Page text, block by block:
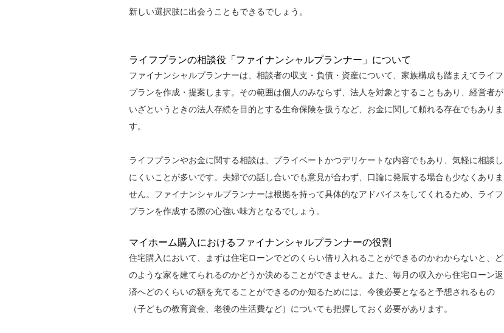
新しい選択肢に出会うこともできるでしょう。
ライフプランの相談役「ファイナンシャルプランナー」について
ファイナンシャルプランナーは、相談者の収支・負債・資産について、家族構成も踏まえてライフ
プランを作成・提案します。その範囲は個人のみならず、法人を対象とすることもあり、経営者が
いざというときの法人存続を目的とする生命保険を扱うなど、お金に関して頼れる存在でもありま
す。
ライフプランやお金に関する相談は、プライベートかつデリケートな内容でもあり、気軽に相談し
にくいことが多いです。夫婦での話し合いでも意見が合わず、口論に発展する場合も少なくありま
せん。ファイナンシャルプランナーは根拠を持って具体的なアドバイスをしてくれるため、ライフ
プランを作成する際の心強い味方となるでしょう。
マイホーム購入におけるファイナンシャルプランナーの役割
住宅購入において、まずは住宅ローンでどのくらい借り入れることができるのかわからないと、ど
のような家を建てられるのかどうか決めることができません。また、毎月の収入から住宅ローン返
済へどのくらいの額を充てることができるのか知るためには、今後必要となると予想されるもの
（子どもの教育資金、老後の生活費など）についても把握しておく必要があります。